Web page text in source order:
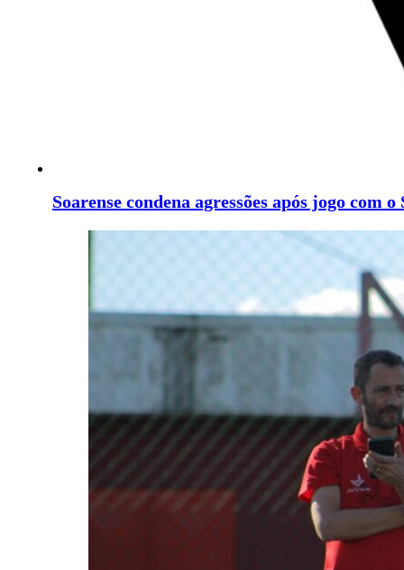
Soarense condena agressões após jogo com